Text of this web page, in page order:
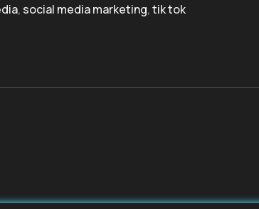
, social media marketing,tik tok